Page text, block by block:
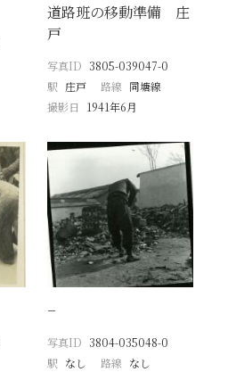
道路班の移動準備 庄
戸
写真ID 3805-039047-0
駅 庄戸 路線 同塘線
撮影日
1941年6月
−
写真ID 3804-035048-0
駅 なし 路線 なし